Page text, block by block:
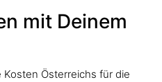
mit Deinem
Österreichs für die